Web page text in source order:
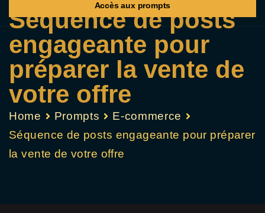
Accès aux prompts
Séquence de posts
engageante pour
préparer la vente de
votre offre
Home Prompts
E-commerce
Séquence de posts engageante pour préparer
la vente de votre offre